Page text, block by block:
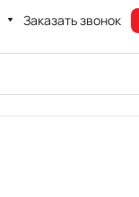
Заказать звонок